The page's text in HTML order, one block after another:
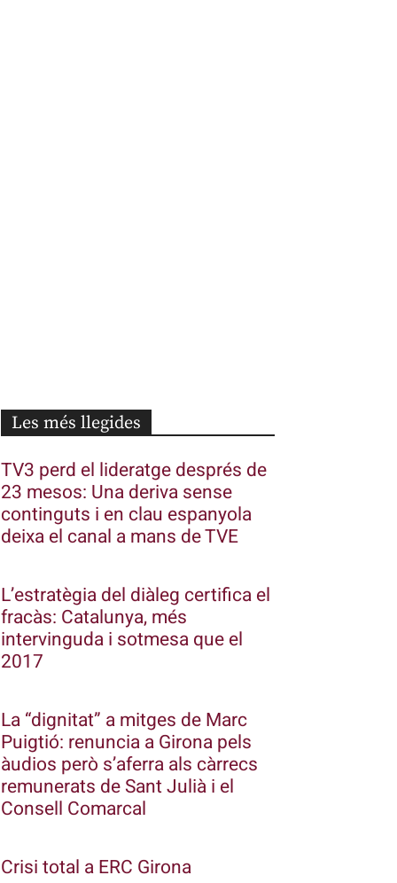
Les més llegides
TV3 perd el lideratge després de
23 mesos: Una deriva sense
continguts i en clau espanyola
deixa el canal a mans de TVE
L’estratègia del diàleg certifica el
fracàs: Catalunya, més
intervinguda i sotmesa que el
2017
La “dignitat” a mitges de Marc
Puigtió: renuncia a Girona pels
àudios però s’aferra als càrrecs
remunerats de Sant Julià i el
Consell Comarcal
Crisi total a ERC Girona